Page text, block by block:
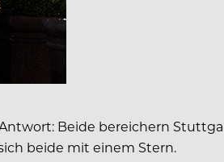
Beide bereichern
beide mit einem Stern.